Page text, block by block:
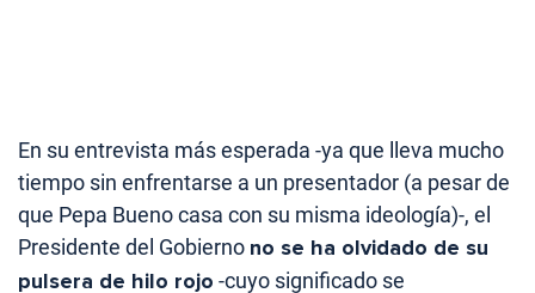
En su entrevista más esperada -ya que lleva mucho
tiempo sin enfrentarse a un presentador (a pesar de
que Pepa Bueno casa con su misma ideología)-, el
Presidente del Gobierno no se ha olvidado de su
pulsera de hilo rojo -cuyo significado se